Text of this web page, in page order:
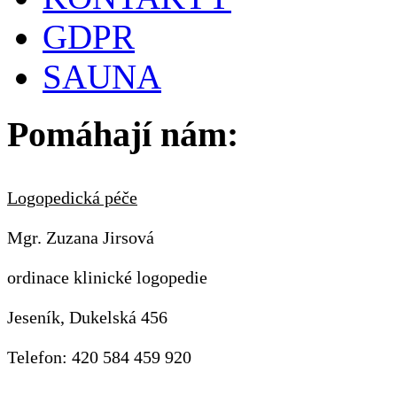
GDPR
SAUNA
Pomáhají nám:
Logopedická péče
Mgr. Zuzana Jirsová
ordinace klinické logopedie
Jeseník, Dukelská 456
Telefon: 420 584 459 920